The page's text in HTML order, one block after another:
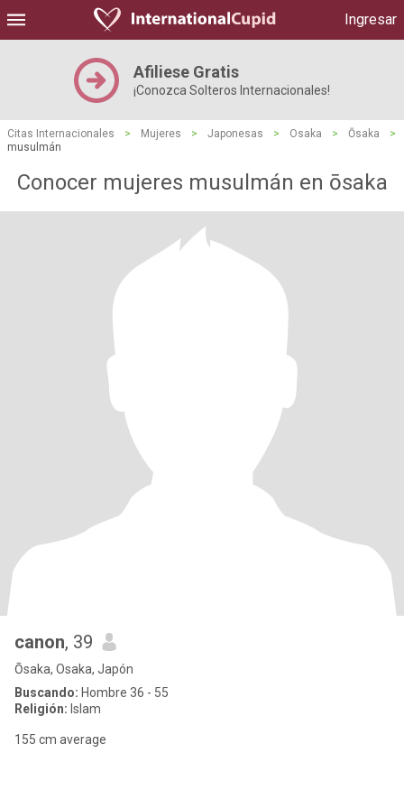
Ingresar
Afiliese Gratis
¡Conozca Solteros Internacionales!
Citas Internacionales > Mujeres > Japonesas > Osaka > Ōsaka
>
musulmán
Conocer mujeres musulmán en ōsaka
canon, 39
Ōsaka, Osaka, Japón
Buscando: Hombre 36 - 55
Religión: Islam
155 cm average